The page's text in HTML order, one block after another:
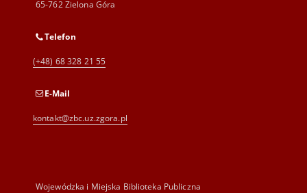
65-762 Zielona Góra
Telefon
(+48) 68 328 21 55
E-Mail
kontakt@zbc.uz.zgora.pl
Wojewódzka i Miejska Biblioteka Publiczna